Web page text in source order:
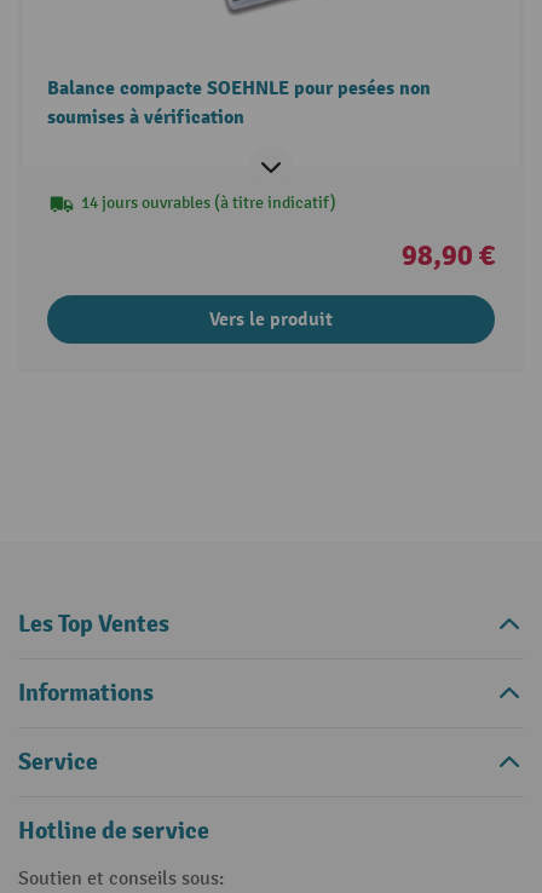
Balance compacte SOEHNLE pour pesées non
soumises à vérification
14 jours ouvrables (à titre indicatif)
98,90 €
Vers le produit
Les Top Ventes
Informations
Service
Hotline de service
Soutien et conseils sous: